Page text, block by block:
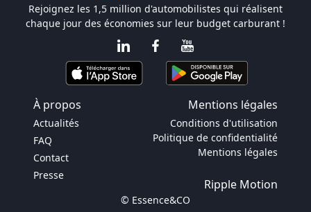
Rejoignez les 1,5 million d'automobilistes qui réalisent
chaque jour des économies sur leur budget carburant !
À propos Mentions légales
Actualités
FAQ
Contact
Presse
Conditions d'utilisation
Politique de confidentialité
Mentions légales
Ripple Motion
© Essence&CO